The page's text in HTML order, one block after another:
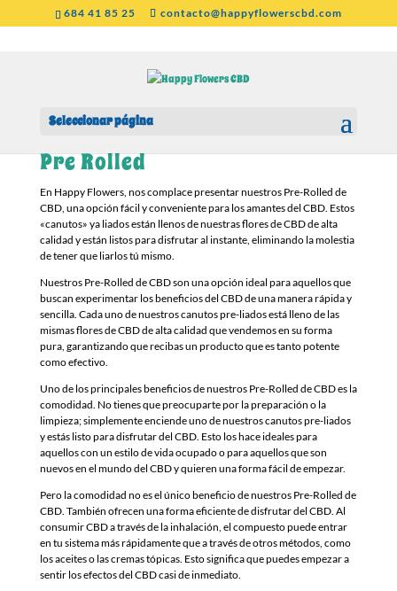
684 41 85 25 contacto@happyflowerscbd.com
Seleccionar página
Inicio / Pre Rolled
Pre Rolled
En Happy Flowers, nos complace presentar nuestros Pre-Rolled de
CBD, una opción fácil y conveniente para los amantes del CBD. Estos
«canutos» ya liados están llenos de nuestras flores de CBD de alta
calidad y están listos para disfrutar al instante, eliminando la molestia
de tener que liarlos tú mismo.
Nuestros Pre-Rolled de CBD son una opción ideal para aquellos que
buscan experimentar los beneficios del CBD de una manera rápida y
sencilla. Cada uno de nuestros canutos pre-liados está lleno de las
mismas flores de CBD de alta calidad que vendemos en su forma
pura, garantizando que recibas un producto que es tanto potente
como efectivo.
Uno de los principales beneficios de nuestros Pre-Rolled de CBD es la
comodidad. No tienes que preocuparte por la preparación o la
limpieza; simplemente enciende uno de nuestros canutos pre-liados
y estás listo para disfrutar del CBD. Esto los hace ideales para
aquellos con un estilo de vida ocupado o para aquellos que son
nuevos en el mundo del CBD y quieren una forma fácil de empezar.
Pero la comodidad no es el único beneficio de nuestros Pre-Rolled de
CBD. También ofrecen una forma eficiente de disfrutar del CBD. Al
consumir CBD a través de la inhalación, el compuesto puede entrar
en tu sistema más rápidamente que a través de otros métodos, como
los aceites o las cremas tópicas. Esto significa que puedes empezar a
sentir los efectos del CBD casi de inmediato.